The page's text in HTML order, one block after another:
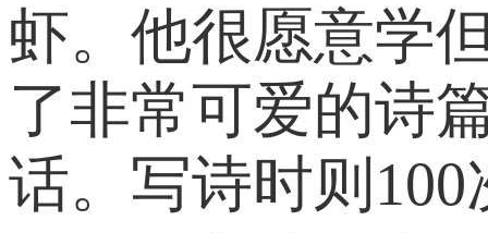
虾。他很愿意学
了非常可爱的诗
话。写诗时则